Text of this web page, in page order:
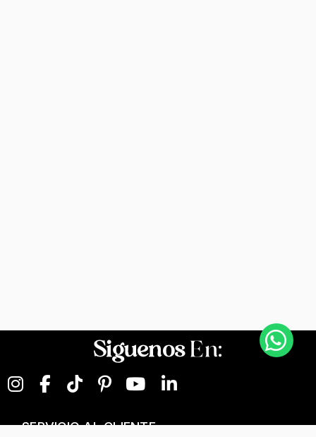
SiguenosEn:
SERVICIO AL CLIENTE